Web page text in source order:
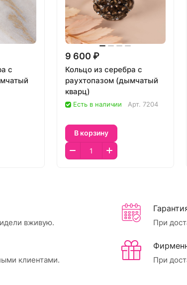
с
9 600 ₽
Кольцо из серебра с
раухтопазом (дымчатый
кварц)
Есть в наличии Арт. 7204
В корзину
вживую. При
клиентами. При